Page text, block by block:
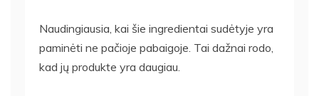
Naudingiausia, kai šie ingredientai sudėtyje yra
paminėti ne pačioje pabaigoje. Tai dažnai rodo,
kad jų produkte yra daugiau.